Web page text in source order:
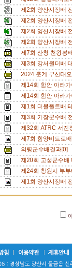
제2회 양산시장배
제2회 양산시장배
제2회 양산시장배
제2회 양산시장배
제7회 산청 천왕봉
제3회 강서원더배
2024 춘계 부산대
제14회 함안 아라
제14회 함안 아라
제1회 더블폴트배
제3회 기장군수배
제32회 ATRC 서
제7회 함양비트로
의령군수배결과[0]
제20회 고성군수
제24회 창원시 부
제1회 양산시장배